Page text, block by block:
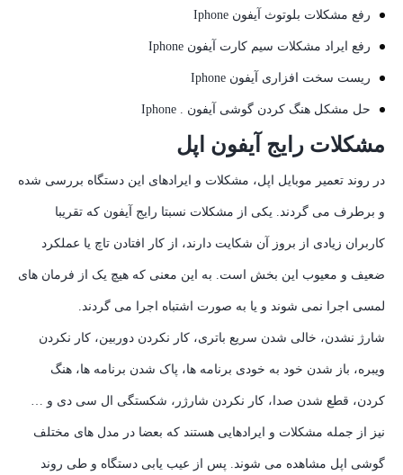
رفع مشکلات بلوتوث آیفون Iphone
رفع ایراد مشکلات سیم کارت آیفون Iphone
ریست سخت افزاری آیفون Iphone
حل مشکل هنگ کردن گوشی آیفون . Iphone
مشکلات رایج آیفون اپل
در روند تعمیر موبایل اپل، مشکلات و ایرادهای این دستگاه بررسی شده
و برطرف می گردند. یکی از مشکلات نسبتا رایج آیفون که تقریبا
کاربران زیادی از بروز آن شکایت دارند، از کار افتادن تاچ یا عملکرد
ضعیف و معیوب این بخش است. به این معنی که هیچ یک از فرمان های
لمسی اجرا نمی شوند و یا به صورت اشتباه اجرا می گردند.
شارژ نشدن، خالی شدن سریع باتری، کار نکردن دوربین، کار نکردن
ویبره، باز شدن خود به خودی برنامه ها، پاک شدن برنامه ها، هنگ
کردن، قطع شدن صدا، کار نکردن شارژر، شکستگی ال سی دی و …
نیز از جمله مشکلات و ایرادهایی هستند که بعضا در مدل های مختلف
گوشی اپل مشاهده می شوند. پس از عیب یابی دستگاه و طی روند